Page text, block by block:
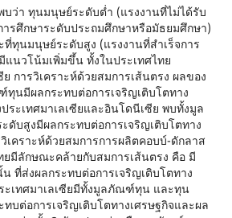
ว่า ทุนมนุษย์ระดับต่ำ (แรงงานที่ไม่ได้รับ
ารศึกษาระดับประถมศึกษาหรือมัธยมศึกษา)
ทุนมนุษย์ระดับสูง (แรงงานที่สำเร็จการ
นวโน้มเพิ่มขึ้น ทั้งในประเทศไทย
การวิเคราะห์ด้วยสมการเส้นตรง ผลของ
นมีผลกระทบต่อการเจริญเติบโตทาง
ระเทศมาเลเซียและอินโดนีเซีย พบทั้งมูล
บสูงมีผลกระทบต่อการเจริญเติบโตทาง
เคราะห์ด้วยสมการการผลิตคอบบ์-ดักลาส
ยมีลักษณะคล้ายกับสมการเส้นตรง คือ มี
ที่ส่งผลกระทบต่อการเจริญเติบโตทาง
ะเทศมาเลเซียมีทั้งมูลภัณฑ์ทุน และทุน
บต่อการเจริญเติบโตทางเศรษฐกิจและผล